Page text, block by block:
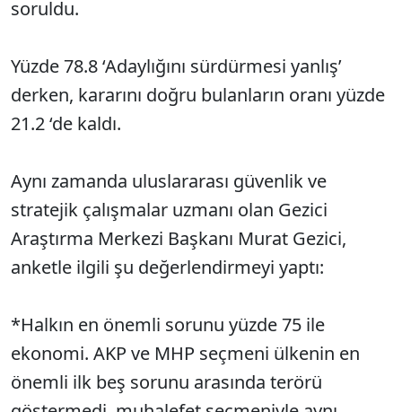
soruldu.
Yüzde 78.8 ‘Adaylığını sürdürmesi yanlış’
derken, kararını doğru bulanların oranı yüzde
21.2 ‘de kaldı.
Aynı zamanda uluslararası güvenlik ve
stratejik çalışmalar uzmanı olan Gezici
Araştırma Merkezi Başkanı Murat Gezici,
anketle ilgili şu değerlendirmeyi yaptı:
*Halkın en önemli sorunu yüzde 75 ile
ekonomi. AKP ve MHP seçmeni ülkenin en
önemli ilk beş sorunu arasında terörü